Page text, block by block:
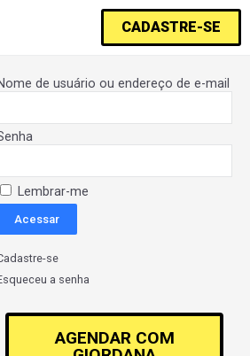
CADASTRE-SE
de usuário ou endereço de e-mail
Lembrar-me
se
a senha
AGENDAR COM